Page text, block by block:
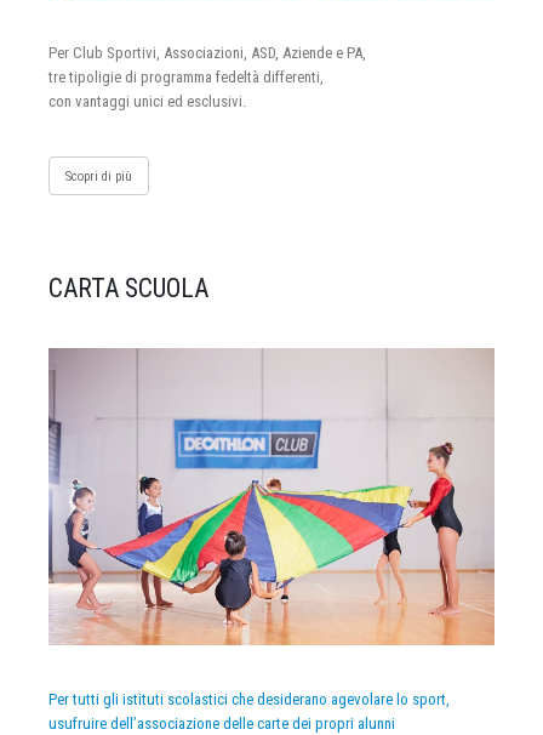
Per Club Sportivi, Associazioni, ASD, Aziende e PA,
tre tipoligie di programma fedeltà differenti,
con vantaggi unici ed esclusivi.
Scopri di più
CARTA SCUOLA
Per tutti gli istituti scolastici che desiderano agevolare lo sport,
usufruire dell’associazione delle carte dei propri alunni